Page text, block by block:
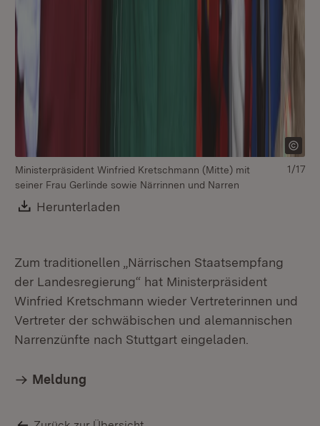
Ministerpräsident Winfried Kretschmann (Mitte) mit
seiner Frau Gerlinde sowie Närrinnen und Narren
Download:
Herunterladen
1/17
Zum traditionellen „Närrischen Staatsempfang
der Landesregierung“ hat Ministerpräsident
Winfried Kretschmann wieder Vertreterinnen und
Vertreter der schwäbischen und alemannischen
Narrenzünfte nach Stuttgart eingeladen.
Meldung